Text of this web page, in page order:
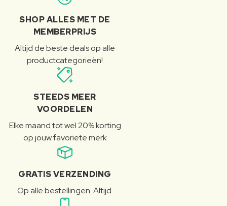
SHOP ALLES MET DE
MEMBERPRIJS
Altijd de beste deals op alle
productcategorieën!
STEEDS MEER
VOORDELEN
Elke maand tot wel 20% korting
op jouw favoriete merk
GRATIS VERZENDING
Op alle bestellingen. Altijd.